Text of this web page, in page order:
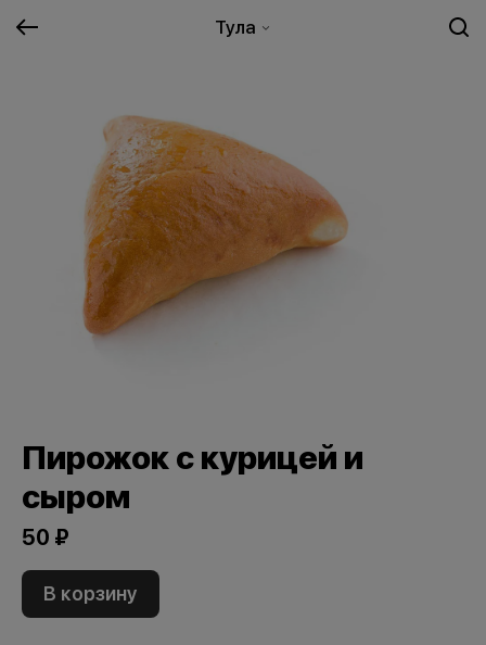
Тула
Пирожок с курицей и
сыром
50 ₽
В корзину